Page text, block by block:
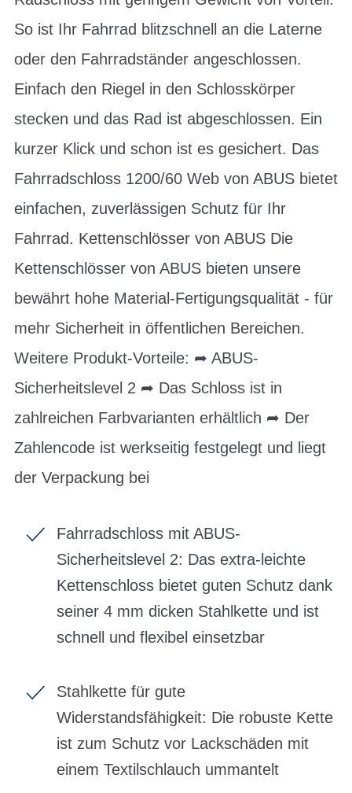
So ist Ihr Fahrrad blitzschnell an die Laterne
oder den Fahrradständer angeschlossen.
Einfach den Riegel in den Schlosskörper
stecken und das Rad ist abgeschlossen. Ein
kurzer Klick und schon ist es gesichert. Das
Fahrradschloss 1200/60 Web von ABUS bietet
einfachen, zuverlässigen Schutz für Ihr
Fahrrad. Kettenschlösser von ABUS Die
Kettenschlösser von ABUS bieten unsere
bewährt hohe Material-Fertigungsqualität - für
mehr Sicherheit in öffentlichen Bereichen.
Weitere Produkt-Vorteile: ➦ ABUS-
Sicherheitslevel 2 ➦ Das Schloss ist in
zahlreichen Farbvarianten erhältlich ➦ Der
Zahlencode ist werkseitig festgelegt und liegt
der Verpackung bei
Fahrradschloss mit ABUS-
Sicherheitslevel 2: Das extra-leichte
Kettenschloss bietet guten Schutz dank
seiner 4 mm dicken Stahlkette und ist
schnell und flexibel einsetzbar
Stahlkette für gute
Widerstandsfähigkeit: Die robuste Kette
ist zum Schutz vor Lackschäden mit
einem Textilschlauch ummantelt